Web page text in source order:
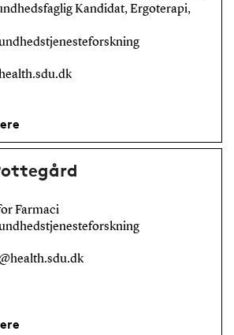
Kandidat, Ergoterapi,
Farmaci